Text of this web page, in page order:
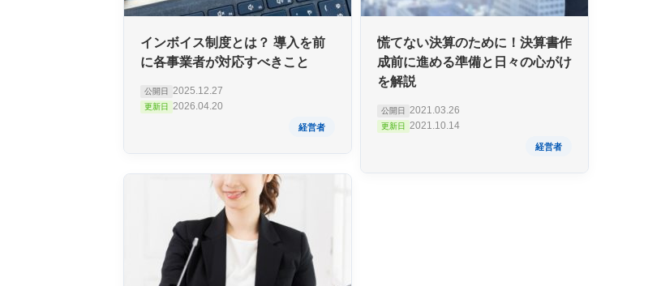
インボイス制度とは？ 導入を前
に各事業者が対応すべきこと
公開日 2025.12.27
更新日 2026.04.20
経営者
慌てない決算のために！決算書作
成前に進める準備と日々の心がけ
を解説
公開日 2021.03.26
更新日 2021.10.14
経営者